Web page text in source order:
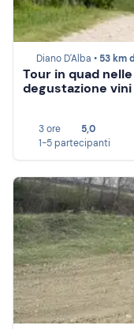
Diano D'Alba • 53 km
Tour in quad
degustazione vini
3 ore
5,0
1-5 partecipanti